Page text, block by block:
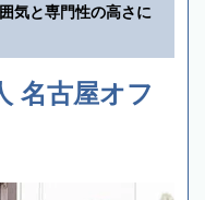
気と専門性の高さに
名古屋オフ